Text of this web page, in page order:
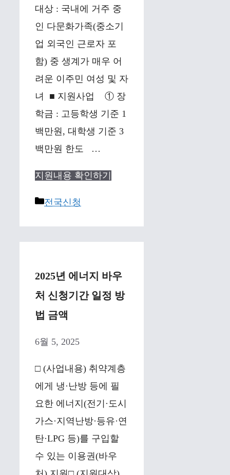
대상 : 국내에 거주 중
인 다문화가족(중소기
업 외국인 근로자 포
함) 중 생계가 매우 어
려운 이주민 여성 및 자
녀 ■ 지원사업 ① 장
학금 : 고등학생 기준 1
백만원, 대학생 기준 3
백만원 한도 …
지원내용 확인하기
Categories
전국신청
2025년 에너지 바우
처 신청기간 일정 방
법 금액
6월 5, 2025
□ (사업내용) 취약계층
에게 냉·난방 등에 필
요한 에너지(전기·도시
가스·지역난방·등유·연
탄·LPG 등)를 구입할
수 있는 이용권(바우